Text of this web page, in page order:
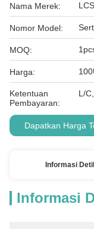
Nama Merek:
Nomor Model:
MOQ:
Harga:
Ketentuan
Pembayaran:
L/
Dapatkan Harga
Informasi Detil
Informasi